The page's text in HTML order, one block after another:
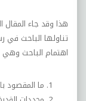
هذا وقد جاء المقال
تناولها الباحث في
اهتمام الباحث وهي
ما المقصود